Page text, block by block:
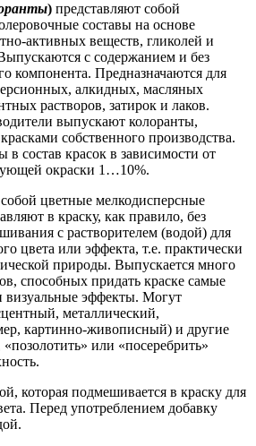
) представляют собой
составы на основе
активных веществ, гликолей и
с содержанием и без
компонента. Предназначаются для
алкидных, масляных
растворов, затирок и лаков.
выпускают колоранты,
собственного производства.
в состав красок в зависимости от
окраски 1…10%.
цветные мелкодисперсные
в краску, как правило, без
с растворителем (водой) для
цвета или эффекта, т.е. практически
природы. Выпускается много
способных придать краске самые
визуальные эффекты. Могут
металлический,
картинно-живописный) и другие
или «посеребрить»
которая подмешивается в краску для
Перед употреблением добавку